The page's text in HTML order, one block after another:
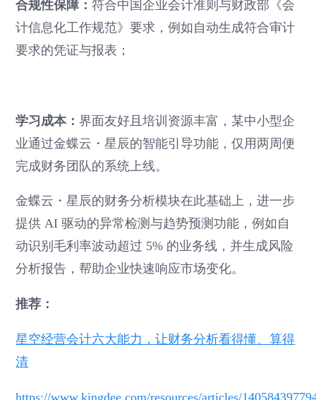
合规性保障：符合中国企业会计准则与财政部《会
计信息化工作规范》要求，例如自动生成符合审计
要求的凭证与报表；
学习成本：界面友好且培训资源丰富，某中小型企
业通过金蝶云・星辰的智能引导功能，仅用两周便
完成财务团队的系统上线。
金蝶云・星辰的财务分析模块在此基础上，进一步
提供 AI 驱动的异常检测与趋势预测功能，例如自
动识别毛利率波动超过 5% 的业务线，并生成风险
分析报告，帮助企业快速响应市场变化。
推荐：
星空经营会计六大能力，让财务分析看得懂、算得
清